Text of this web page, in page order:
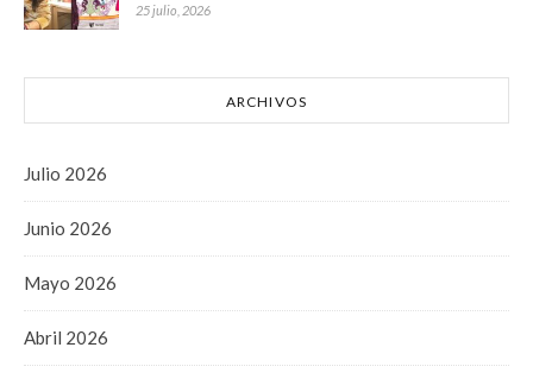
25 julio, 2026
ARCHIVOS
Julio 2026
Junio 2026
Mayo 2026
Abril 2026